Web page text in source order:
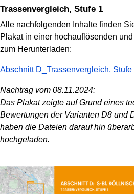
Trassenvergleich, Stufe 1
Alle nachfolgenden Inhalte finden
Plakat in einer hochauflösenden
zum Herunterladen:
Abschnitt D_Trassenvergleich, Stufe
Nachtrag vom 08.11.2024:
Das Plakat zeigte auf Grund eines
Bewertungen der Varianten D8 und
haben die Dateien darauf hin
hochgeladen.